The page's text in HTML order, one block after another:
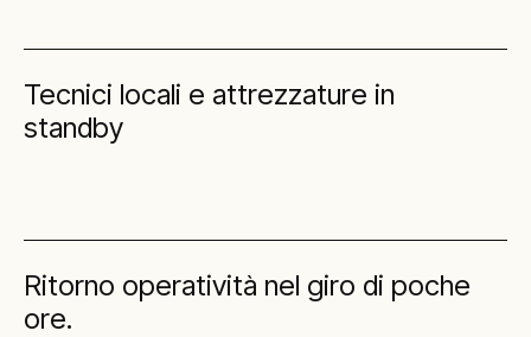
Tecnici locali e attrezzature in
standby
Ritorno operatività nel giro di poche
ore.